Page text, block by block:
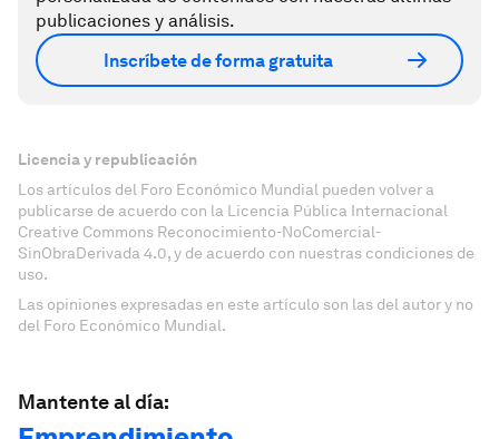
publicaciones y análisis.
Inscríbete de forma gratuita
Licencia y republicación
Los artículos del Foro Económico Mundial pueden volver a
publicarse de acuerdo con la Licencia Pública Internacional
Creative Commons Reconocimiento-NoComercial-
SinObraDerivada 4.0, y de acuerdo con nuestras condiciones de
uso.
Las opiniones expresadas en este artículo son las del autor y no
del Foro Económico Mundial.
Mantente al día: